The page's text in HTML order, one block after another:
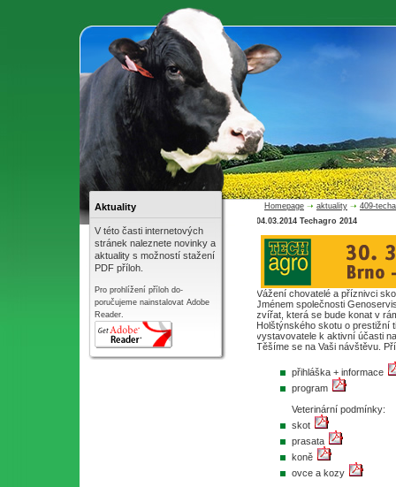
Homepage ➝ aktuality ➝ 409-
04.03.2014 Techagro 2014
Vážení chovatelé a příznivci
Jménem společnosti
zvířat, která se bude konat v
Holštýnského skotu o prestižní
vystavovatele k aktivní účasti
Těšíme se na Vaši návštěvu.
přihláška + informace
program
Veterinární podmínky:
skot
prasata
koně
ovce a kozy
Aktuality
V této časti internetových
stránek naleznete novinky a
aktuality s možností stažení
PDF příloh.
Pro prohlížení příloh do-
poručujeme nainstalovat Adobe
Reader.